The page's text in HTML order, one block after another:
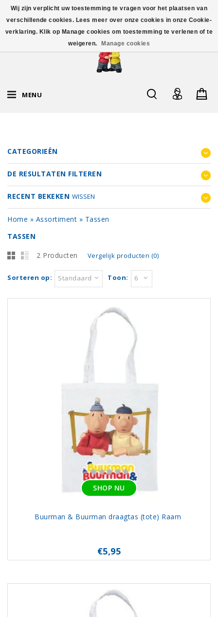
MENU
CATEGORIEËN
DE RESULTATEN FILTEREN
RECENT BEKEKEN WISSEN
Home » Assortiment » Tassen
TASSEN
2 Producten Vergelijk producten (0)
Sorteren op: Standaard Toon: 6
SHOP NU
Buurman & Buurman draagtas (tote) Raam
€5,95
Wij zijn verplicht uw toestemming te vragen voor het plaatsen van
verschillende cookies. Lees meer over onze cookies in onze Cookie-
verklaring. Klik op Manage cookies om toestemming te verlenen of te
weigeren.
Manage cookies